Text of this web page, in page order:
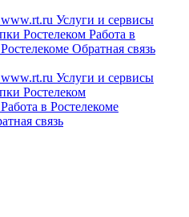
www.rt.ru Услуги и сервисы
Ростелеком Работа в
Обратная связь
www.rt.ru Услуги и сервисы
Ростелеком
Работа в Ростелекоме
связь